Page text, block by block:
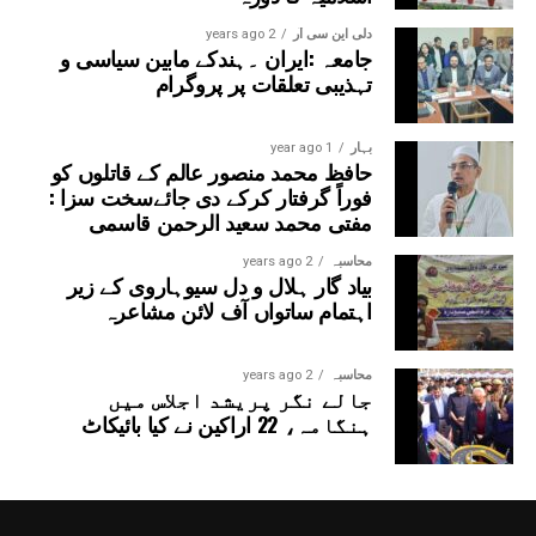
دلی این سی آر 2 years ago
جامعہ :ایران ۔ہندکے مابین سیاسی و
تہذیبی تعلقات پر پروگرام
بہار 1 year ago
حافظ محمد منصور عالم کے قاتلوں کو
فوراً گرفتار کرکے دی جائےسخت سزا :
مفتی محمد سعید الرحمن قاسمی
محاسبہ 2 years ago
بیاد گار ہلال و دل سیوہاروی کے زیر
اہتمام ساتواں آف لائن مشاعرہ
محاسبہ 2 years ago
جالے نگر پریشد اجلاس میں
ہنگامہ، 22 اراکین نے کیا بائیکاٹ